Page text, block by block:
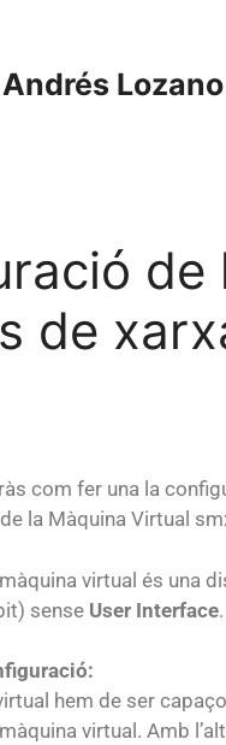
Andrés
de
de
com fer una la
la Màquina Virtual
virtual és una
sense User Interface.
hem de ser
virtual. Amb